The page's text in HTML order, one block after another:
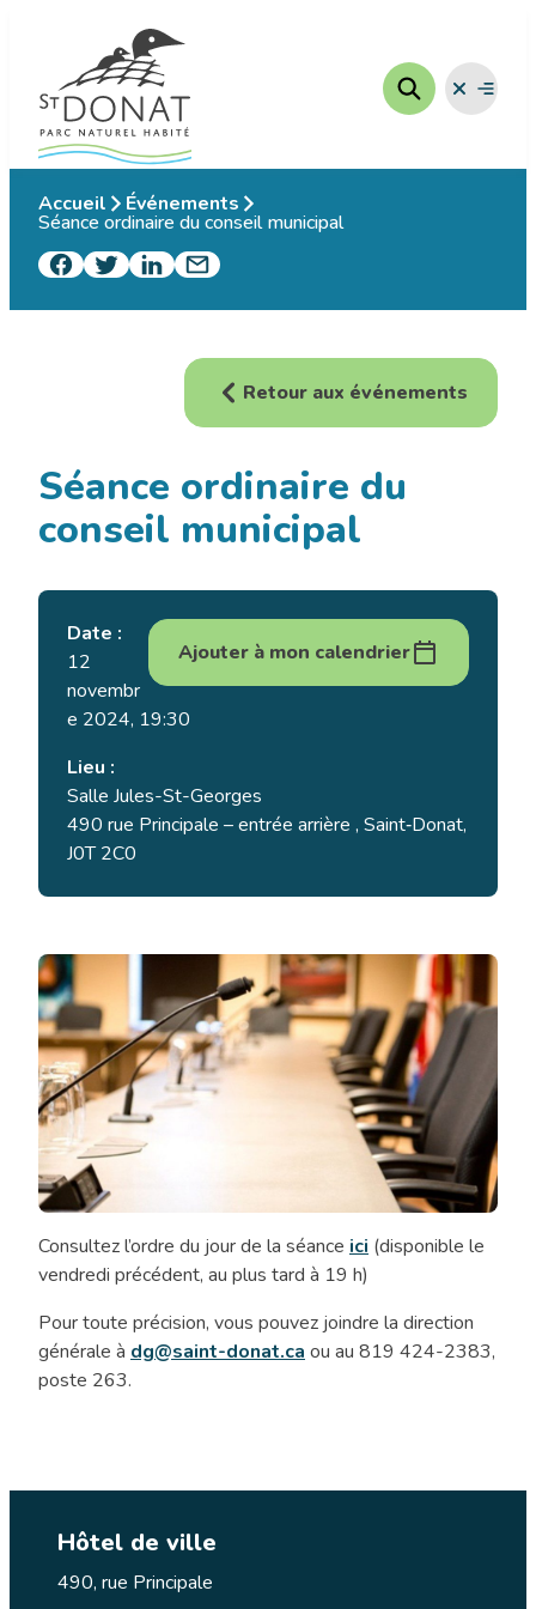
contenu
Fermer
le
Ouvrir
le
Accueil Événements
Séance ordinaire du conseil municipal
Retour aux événements
Séance ordinaire du
conseil municipal
Ajouter à mon calendrier
Date :
12
novembr
e 2024, 19:30
Lieu :
Salle Jules-St-Georges
490 rue Principale – entrée arrière , Saint‑Donat,
J0T 2C0
Séance
ordinaire
conseil
municipal
Consultez l’ordre du jour de la séance ici (disponible le
vendredi précédent, au plus tard à 19 h)
Pour toute précision, vous pouvez joindre la direction
générale à dg@saint-donat.ca ou au 819 424-2383,
poste 263.
Hôtel de ville
490, rue Principale